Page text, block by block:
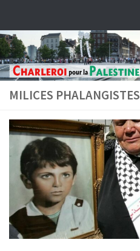
MILICES PHALANGISTES